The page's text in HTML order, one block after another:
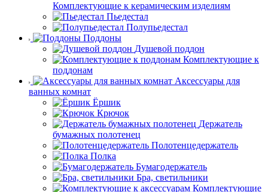
Комплектующие к керамическим изделиям
Пьедестал
Полупьедестал
Поддоны
Душевой поддон
Комплектующие к
поддонам
Аксессуары для
ванных комнат
Ёршик
Крючок
Держатель
бумажных полотенец
Полотенцедержатель
Полка
Бумагодержатель
Бра, светильники
Комплектующие